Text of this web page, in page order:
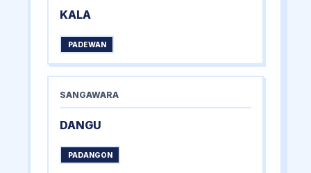
KALA
PADEWAN
SANGAWARA
DANGU
PADANGON